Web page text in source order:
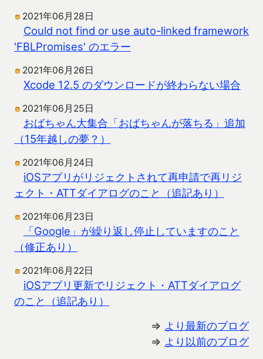
2021年06月28日
Could not find or use auto-linked framework
'FBLPromises' のエラー
2021年06月26日
Xcode 12.5 のダウンロードが終わらない場合
2021年06月25日
おばちゃん大集合「おばちゃんが落ちる」追加
（15年越しの夢？）
2021年06月24日
iOSアプリがリジェクトされて再申請で再リジ
ェクト・ATTダイアログのこと（追記あり）
2021年06月23日
「Google」が繰り返し停止していますのこと
（修正あり）
2021年06月22日
iOSアプリ更新でリジェクト・ATTダイアログ
のこと（追記あり）
⇒ より最新のブログ
⇒ より以前のブログ